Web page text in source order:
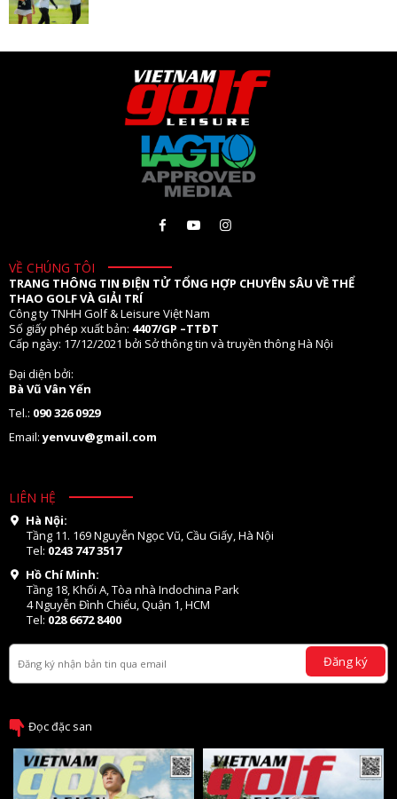
VỀ CHÚNG TÔI
TRANG THÔNG TIN ĐIỆN TỬ TỔNG HỢP CHUYÊN SÂU VỀ THỂ
THAO GOLF VÀ GIẢI TRÍ
Công ty TNHH Golf & Leisure Việt Nam
Số giấy phép xuất bản: 4407/GP –TTĐT
Cấp ngày: 17/12/2021 bởi Sở thông tin và truyền thông Hà Nội
Đại diện bởi:
Bà Vũ Vân Yến
Tel.: 090 326 0929
Email:yenvuv@gmail.com
LIÊN HỆ
Hà Nội:
Tầng 11. 169 Nguyễn Ngọc Vũ, Cầu Giấy, Hà Nội
Tel: 0243 747 3517
Hồ Chí Minh:
Tầng 18, Khối A, Tòa nhà Indochina Park
4 Nguyễn Đình Chiểu, Quận 1, HCM
Tel: 028 6672 8400
Đăng ký
Đọc đặc san